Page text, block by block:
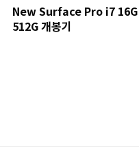
New Surface Pro i7 16G
512G 개봉기